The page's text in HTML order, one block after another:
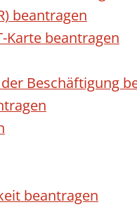
beantragen
beantragen
Beschäftigung
beantragen